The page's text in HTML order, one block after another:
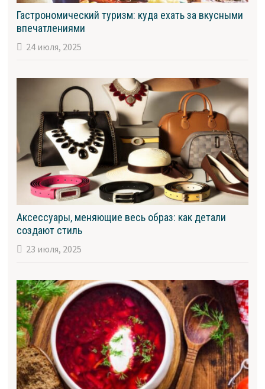
Гастрономический туризм: куда ехать за вкусными
впечатлениями
24 июля, 2025
Аксессуары, меняющие весь образ: как детали
создают стиль
23 июля, 2025